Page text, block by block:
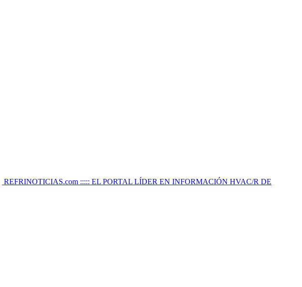
REFRINOTICIAS.com ::::: EL PORTAL LÍDER EN INFORMACIÓN HVAC/R DE